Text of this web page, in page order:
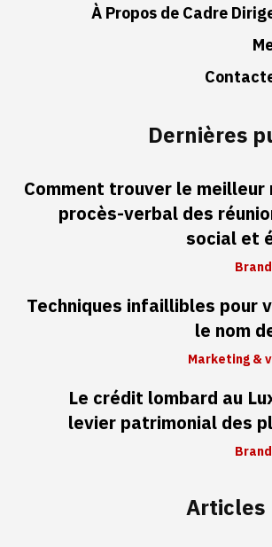
À Propos de Cadre
Dernières
Comment trouver le
procès-verbal des
social et
Techniques infaillibles pour
le nom
Marketing &
Le crédit lombard au
levier patrimonial des
Articles